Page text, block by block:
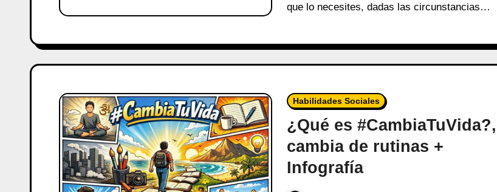
que lo necesites, dadas las circunstancias…
Habilidades Sociales
¿Qué es #CambiaTuVida?,
cambia de rutinas +
Infografía